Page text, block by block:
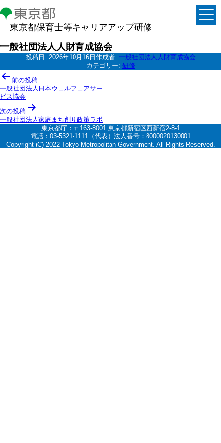
東京都保育士等キャリアアップ研修
一般社団法人人財育成協会
投稿日: 2026年10月16日 作成者: 一般社団法人人財育成協会
カテゴリー: 研修
投
稿
ナ
ビ
ゲ
ー
前の投稿
一般社団法人日本ウェルフェアサー
ビス協会
次の投稿
一般社団法人家庭まち創り政策ラボ
東京都庁：〒163-8001 東京都新宿区西新宿2-8-1
電話：03-5321-1111（代表）法人番号：8000020130001
Copyright (C) 2022 Tokyo Metropolitan Government. All Rights Reserved.